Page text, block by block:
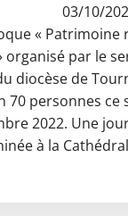
03/10/
« Patrimoine
organisé par le
diocèse de
70 personnes ce
2022. Une
à la